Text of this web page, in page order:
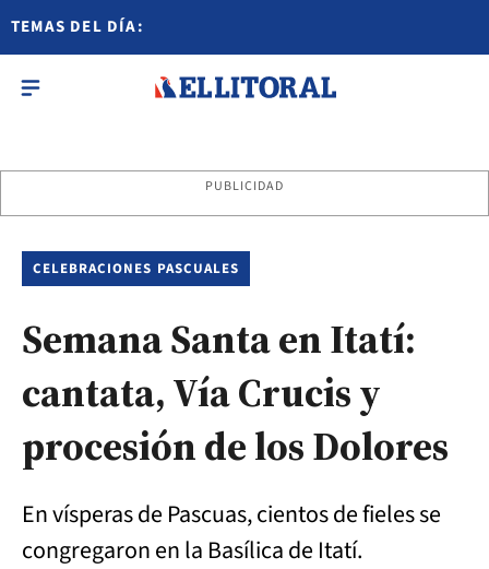
TEMAS DEL DÍA:
PUBLICIDAD
CELEBRACIONES PASCUALES
Semana Santa en Itatí:
cantata, Vía Crucis y
procesión de los Dolores
En vísperas de Pascuas, cientos de fieles se
congregaron en la Basílica de Itatí.